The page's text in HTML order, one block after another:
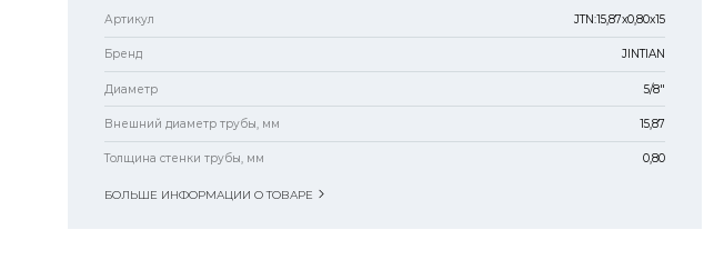
Артикул JTN:15,87x0,80x15
Бренд JINTIAN
Диаметр 5/8"
Внешний диаметр трубы, мм 15,87
Толщина стенки трубы, мм 0,80
БОЛЬШЕ ИНФОРМАЦИИ О ТОВАРЕ